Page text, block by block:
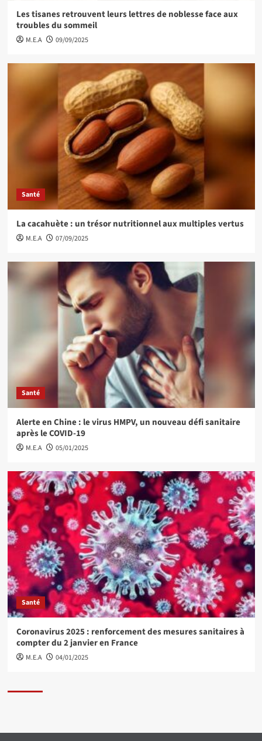
Les tisanes retrouvent leurs lettres de noblesse face aux
troubles du sommeil
M.E.A 09/09/2025
Santé
La cacahuète : un trésor nutritionnel aux multiples vertus
M.E.A 07/09/2025
Santé
Alerte en Chine : le virus HMPV, un nouveau défi sanitaire
après le COVID-19
M.E.A 05/01/2025
Santé
Coronavirus 2025 : renforcement des mesures sanitaires à
compter du 2 janvier en France
M.E.A 04/01/2025